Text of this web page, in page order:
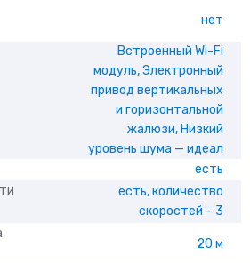
нет
Встроенный Wi-Fi
модуль, Электронный
привод вертикальных
и горизонтальной
жалюзи, Низкий
уровень шума — идеал
есть
есть, количество
скоростей – 3
20 м